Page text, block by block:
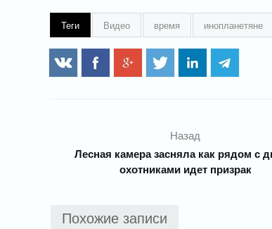
Теги Видео время инопланетяне
Назад
Лесная камера засняла как рядом с
охотниками идет призрак
Похожие записи